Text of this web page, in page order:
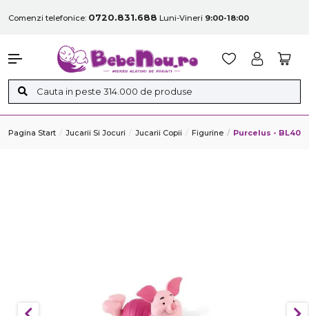
Comenzi telefonice: 0720.831.688 Luni-Vineri 9:00-18:00
Pagina Start Jucarii Si Jocuri Jucarii Copii Figurine Purcelus -